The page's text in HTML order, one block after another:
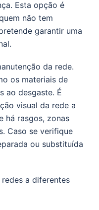
Esta opção é
não tem
garantir uma
da rede.
os materiais de
ao desgaste. É
visual da rede a
há rasgos, zonas
Caso se verifique
ou substituída
a diferentes